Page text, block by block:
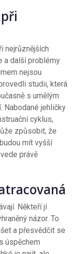
nejrůznějších
a další problémy
nejsou
studii, která
s umělým
Nabodané jehličky
cyklus,
způsobit, že
mít vyšší
právě
Někteří jí
názor. To
a přesvědčit se
úspěchem